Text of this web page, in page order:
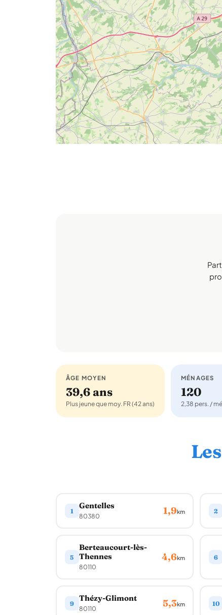
ÂGE MOYEN
39,6 ans
Plus jeune que moy. FR (42 ans)
MÉNAGES
120
2,38 pers. /
1
Gentelles
80380 1,9km 2
5
Berteaucourt-lès-
Thennes
80110
4,6km 6
9
Thézy-Glimont
80110 5,3km 10